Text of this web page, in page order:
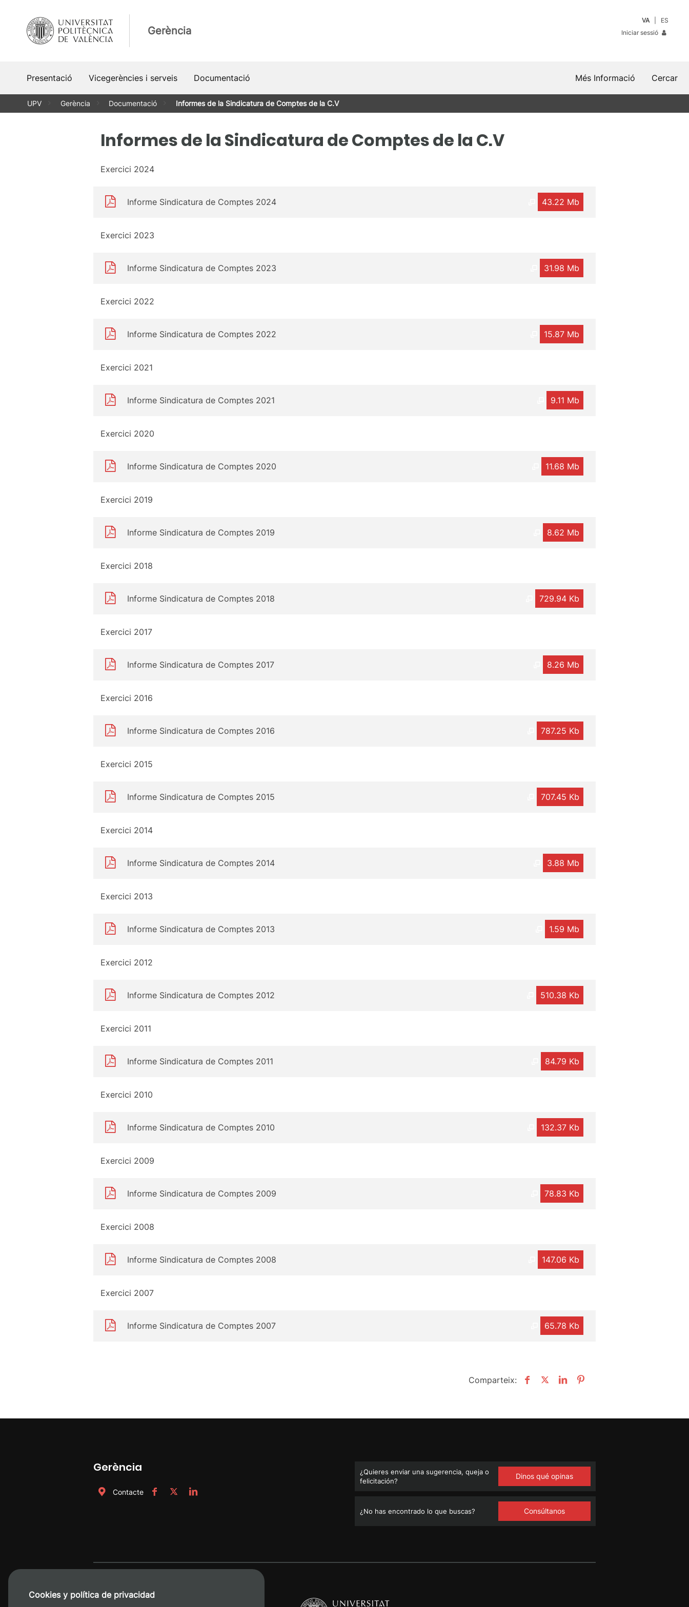
contingut
Gerència
VA
ES
Iniciar sessió
Presentació Vicegerències i serveis Documentació Cercar
Més Informació
UPV Gerència Documentació Informes de la Sindicatura de Comptes de la C.V
Informes de la Sindicatura de Comptes de la C.V
Exercici 2024
43.22 Mb
Informe Sindicatura de Comptes 2024
Exercici 2023
31.98 Mb
Informe Sindicatura de Comptes 2023
Exercici 2022
15.87 Mb
Informe Sindicatura de Comptes 2022
Exercici 2021
9.11 Mb
Informe Sindicatura de Comptes 2021
Exercici 2020
11.68 Mb
Informe Sindicatura de Comptes 2020
Exercici 2019
8.62 Mb
Informe Sindicatura de Comptes 2019
Exercici 2018
729.94 Kb
Informe Sindicatura de Comptes 2018
Exercici 2017
8.26 Mb
Informe Sindicatura de Comptes 2017
Exercici 2016
787.25 Kb
Informe Sindicatura de Comptes 2016
Exercici 2015
707.45 Kb
Informe Sindicatura de Comptes 2015
Exercici 2014
3.88 Mb
Informe Sindicatura de Comptes 2014
Exercici 2013
1.59 Mb
Informe Sindicatura de Comptes 2013
Exercici 2012
510.38 Kb
Informe Sindicatura de Comptes 2012
Exercici 2011
84.79 Kb
Informe Sindicatura de Comptes 2011
Exercici 2010
132.37 Kb
Informe Sindicatura de Comptes 2010
Exercici 2009
78.83 Kb
Informe Sindicatura de Comptes 2009
Exercici 2008
147.06 Kb
Informe Sindicatura de Comptes 2008
Exercici 2007
65.78 Kb
Informe Sindicatura de Comptes 2007
Comparteix:
Gerència
Contacte
¿Quieres enviar una sugerencia, queja o
felicitación?
Dinos qué opinas
¿No has encontrado lo que buscas? Consúltanos
Cookies y política de privacidad